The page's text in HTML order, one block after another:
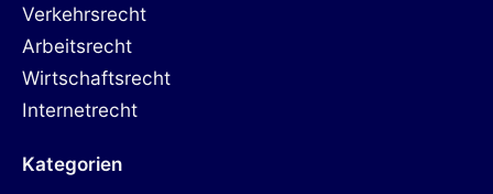
Verkehrsrecht
Arbeitsrecht
Wirtschaftsrecht
Internetrecht
Kategorien